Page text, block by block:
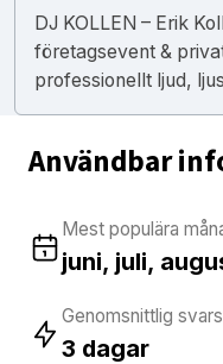
DJ KOLLEN – Erik
företagsevent &
professionellt ljud,
Användbar
Mest populära
juni, juli,
Genomsnittlig
3 dagar